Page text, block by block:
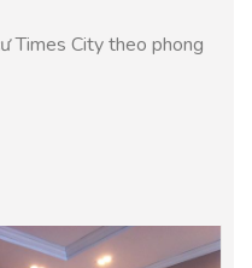
Times City theo phong